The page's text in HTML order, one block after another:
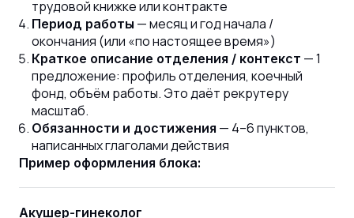
трудовой книжке или контракте
Период работы — месяц и год начала /
окончания (или «по настоящее время»)
Краткое описание отделения / контекст — 1
предложение: профиль отделения, коечный
фонд, объём работы. Это даёт рекрутеру
масштаб.
Обязанности и достижения — 4–6 пунктов,
написанных глаголами действия
Пример оформления блока:
Акушер-гинеколог